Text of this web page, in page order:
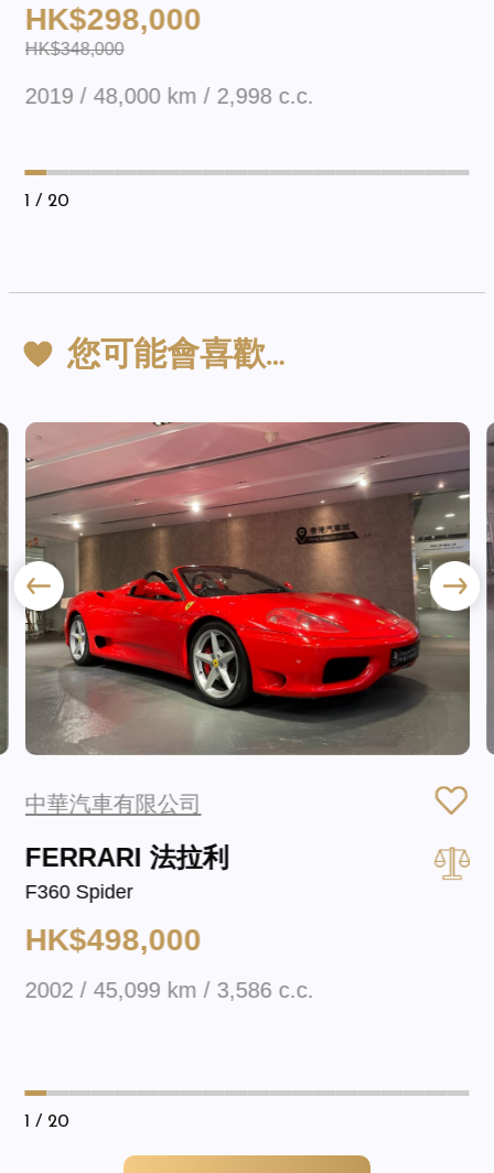
HK$298,000
HK$348,000
2019 / 48,000 km / 2,998 c.c.
1 / 20
您可能會喜歡…
中華汽車有限公司
FERRARI 法拉利
F360 Spider
HK$498,000
2002 / 45,099 km / 3,586 c.c.
1 / 20